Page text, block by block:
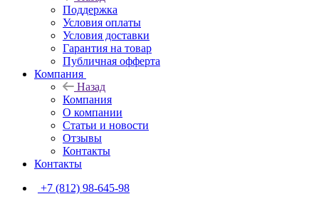
Поддержка
Условия оплаты
Условия доставки
Гарантия на товар
Публичная офферта
Компания
Назад
Компания
О компании
Статьи и новости
Отзывы
Контакты
Контакты
+7 (812) 98-645-98